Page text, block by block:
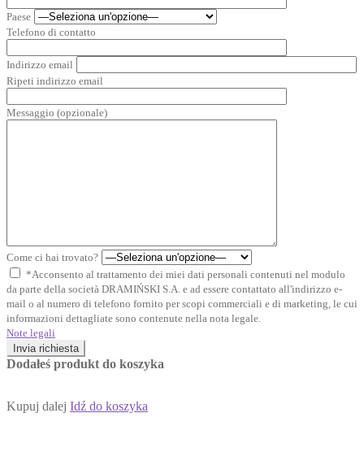
Paese
Telefono di contatto
Indirizzo email
Ripeti indirizzo email
Messaggio (opzionale)
Come ci hai trovato?
*Acconsento al trattamento dei miei dati personali contenuti nel modulo
da parte della società DRAMIŃSKI S.A. e ad essere contattato all'indirizzo e-
mail o al numero di telefono fornito per scopi commerciali e di marketing, le cui
informazioni dettagliate sono contenute nella nota legale.
Note legali
Invia richiesta
Dodałeś produkt do koszyka
Kupuj dalej Idź do koszyka